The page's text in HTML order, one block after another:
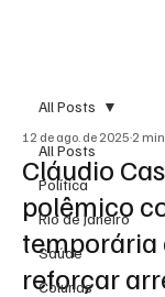
All Posts
Política
Rio de Janeiro
Saúde
Colunas
All Posts
Cláudio
polêmico
temporária
reforçar
12 de ago. de 2025 2